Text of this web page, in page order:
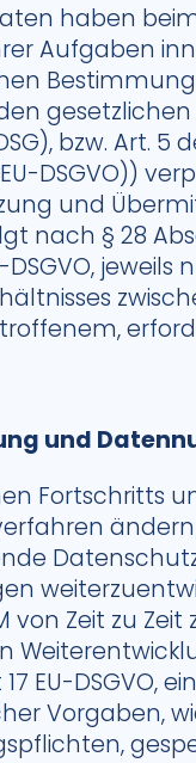
haben
Aufgaben
bzw. Art. 5
DSGVO))
und
§ 28
DSGVO,
und
Fortschritts
Zeit zu Zeit
EU-DSGVO,
Vorgaben,